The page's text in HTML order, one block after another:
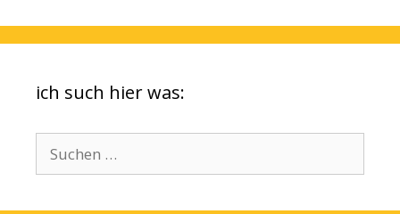
ich such hier was:
nach: